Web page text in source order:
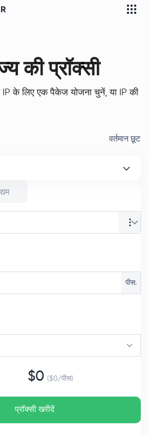
की प्रॉक्सी
IP के लिए एक पैकेज योजना चुनें, या IP की
वर्तमान छूट
पीस.
$0 ($0/पीस)
प्रॉक्सी खरीदें